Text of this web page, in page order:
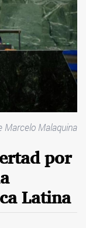
Marcelo Malaquina
por
Latina